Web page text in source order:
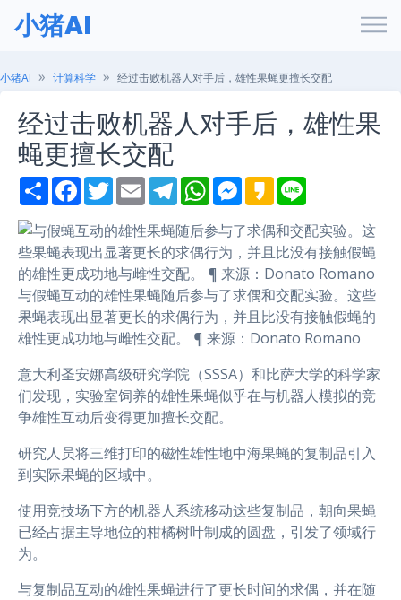
小猪AI
小猪AI 计算科学 经过击败机器人对手后，雄性果蝇更擅长交配
经过击败机器人对手后，雄性果
蝇更擅长交配
S
h
r
e
F
a
e
b
o
o
k
T
w
t
t
e
r
E
m
i
l
T
e
e
g
r
a
m
W
h
t
s
A
p
p
M
e
s
e
n
g
e
r
K
a
a
o
e
与假蝇互动的雄性果蝇随后参与了求偶和交配实验。这些
果蝇表现出显著更长的求偶行为，并且比没有接触假蝇的
雄性更成功地与雌性交配。 ¶ 来源：Donato Romano
意大利圣安娜高级研究学院（SSSA）和比萨大学的科学家
们发现，实验室饲养的雄性果蝇似乎在与机器人模拟的竞
争雄性互动后变得更加擅长交配。
研究人员将三维打印的磁性雄性地中海果蝇的复制品引入
到实际果蝇的区域中。
使用竞技场下方的机器人系统移动这些复制品，朝向果蝇
已经占据主导地位的柑橘树叶制成的圆盘，引发了领域行
为。
与复制品互动的雄性果蝇进行了更长时间的求偶，并在随